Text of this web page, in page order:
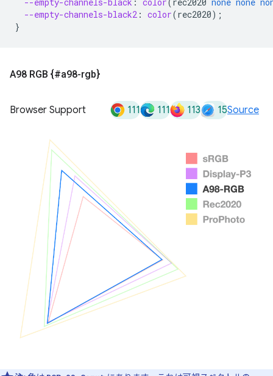
--empty-channels-black2 : color(rec2020);
}
A98 RGB {#a98-rgb}
Browser Support 111 111 113 15Source